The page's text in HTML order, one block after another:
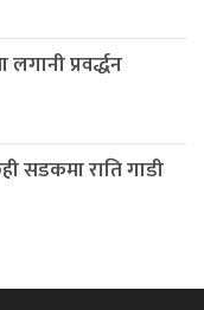
प्रवर्द्धन
सडकमा राति गाडी